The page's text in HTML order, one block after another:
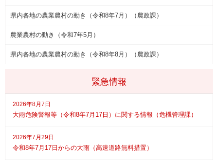
緊急情報
2026年8月7日
大雨危険警報等（令和8年7月17日）に関する情報（危機管理課）
2026年7月29日
令和8年7月17日からの大雨（高速道路無料措置）
県内各地の農業農村の動き（令和8年7月）（農政課）
農業農村の動き（令和7年5月）
県内各地の農業農村の動き（令和8年8月）（農政課）